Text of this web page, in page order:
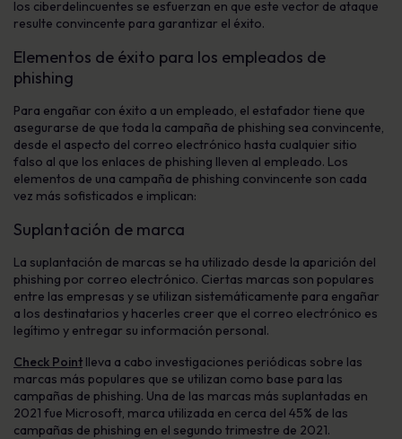
los ciberdelincuentes se esfuerzan en que este vector de ataque
resulte convincente para garantizar el éxito.
Elementos de éxito para los empleados de
phishing
Para engañar con éxito a un empleado, el estafador tiene que
asegurarse de que toda la campaña de phishing sea convincente,
desde el aspecto del correo electrónico hasta cualquier sitio
falso al que los enlaces de phishing lleven al empleado. Los
elementos de una campaña de phishing convincente son cada
vez más sofisticados e implican:
Suplantación de marca
La suplantación de marcas se ha utilizado desde la aparición del
phishing por correo electrónico. Ciertas marcas son populares
entre las empresas y se utilizan sistemáticamente para engañar
a los destinatarios y hacerles creer que el correo electrónico es
legítimo y entregar su información personal.
Check Point lleva a cabo investigaciones periódicas sobre las
marcas más populares que se utilizan como base para las
campañas de phishing. Una de las marcas más suplantadas en
2021 fue Microsoft, marca utilizada en cerca del 45% de las
campañas de phishing en el segundo trimestre de 2021.